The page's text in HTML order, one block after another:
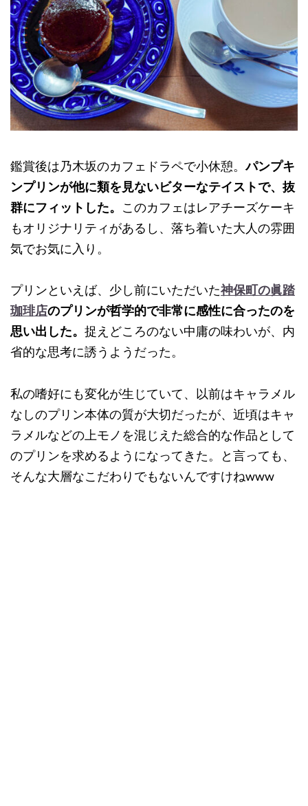
鑑賞後は乃木坂のカフェドラペで小休憩。パンプキ
ンプリンが他に類を見ないビターなテイストで、抜
群にフィットした。 このカフェはレアチーズケーキ
もオリジナリティがあるし、落ち着いた大人の雰囲
気でお気に入り。
プリンといえば、少し前にいただいた神保町の眞踏
珈琲店のプリンが哲学的で非常に感性に合ったのを
思い出した。 捉えどころのない中庸の味わいが、内
省的な思考に誘うようだった。
私の嗜好にも変化が生じていて、以前はキャラメル
なしのプリン本体の質が大切だったが、近頃はキャ
ラメルなどの上モノを混じえた総合的な作品として
のプリンを求めるようになってきた。と言っても、
そんな大層なこだわりでもないんですけねwww